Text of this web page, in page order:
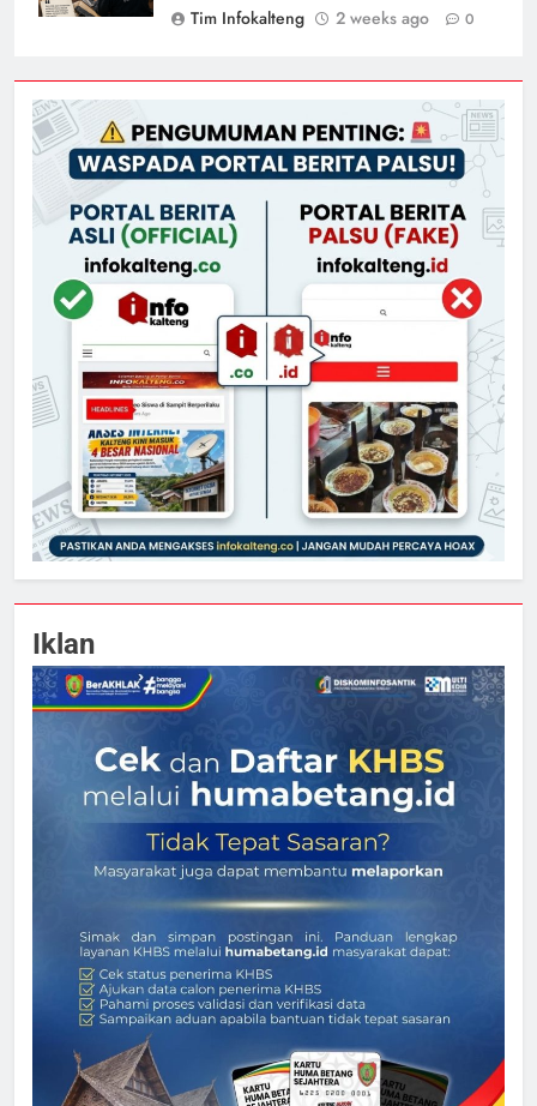
Tim Infokalteng
2 weeks ago 0
Iklan